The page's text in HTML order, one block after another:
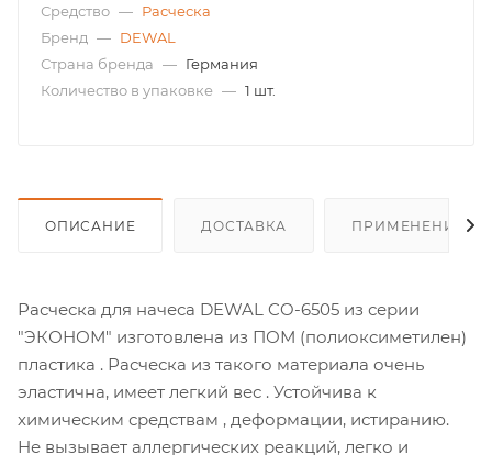
Средство — Расческа
Бренд — DEWAL
Страна бренда — Германия
Количество в упаковке — 1 шт.
ОПИСАНИЕ ДОСТАВКА ПРИМЕНЕНИЕ
Расческа для начеса DEWAL CO-6505 из серии
"ЭКОНОМ" изготовлена из ПОМ (полиоксиметилен)
пластика . Расческа из такого материала очень
эластична, имеет легкий вес . Устойчива к
химическим средствам , деформации, истиранию.
Не вызывает аллергических реакций, легко и